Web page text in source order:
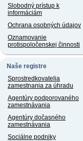
Slobodný prístup k
informáciám
Ochrana osobných údajov
Oznamovanie
protispoločenskej činnosti
Naše registre
Sprostredkovatelia
zamestnania za úhradu
Agentúry podporovaného
zamestnávania
Agentúry dočasného
zamestnávania
Sociálne podniky